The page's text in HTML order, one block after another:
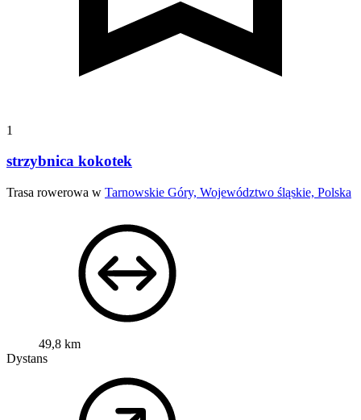
1
strzybnica kokotek
Trasa rowerowa w Tarnowskie Góry, Województwo śląskie, Polska
49,8 km
Dystans